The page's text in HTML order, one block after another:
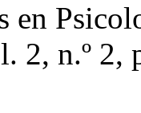
en
2, n.º 2,